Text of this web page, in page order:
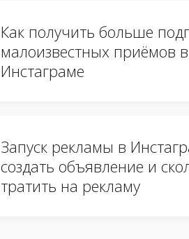
Как получить больше
малоизвестных приёмов в
Инстаграме
Запуск рекламы в
создать объявление и
тратить на рекламу